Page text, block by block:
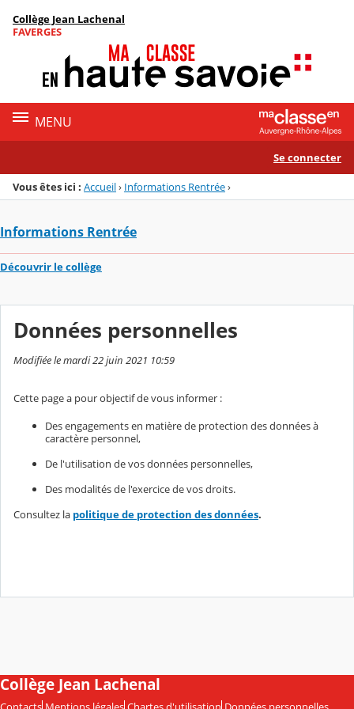
Menu de la rubrique
Contenu
Collège Jean Lachenal
FAVERGES
MENU
Se connecter
Vous êtes ici : Accueil› Informations Rentrée›
Informations Rentrée
Découvrir le collège
Données personnelles
Modifiée le mardi 22 juin 2021 10:59
Cette page a pour objectif de vous informer :
Des engagements en matière de protection des données à
caractère personnel,
De l'utilisation de vos données personnelles,
Des modalités de l'exercice de vos droits.
Consultez la politique de protection des données.
Collège Jean Lachenal